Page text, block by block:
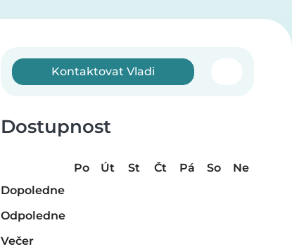
Kontaktovat Vladi
Dostupnost
Po Út St Čt Pá So
Ne
Dopoledne
Odpoledne
Večer